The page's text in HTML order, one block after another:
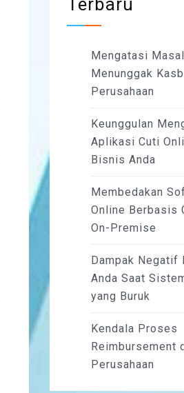
Terbaru
Mengatasi
Menunggak
Perusahaan
Keunggulan
Aplikasi Cuti
Bisnis Anda
Membedakan
Online Berbasis
On-Premise
Dampak Negatif
Anda Saat
yang Buruk
Kendala Proses
Reimbursement
Perusahaan